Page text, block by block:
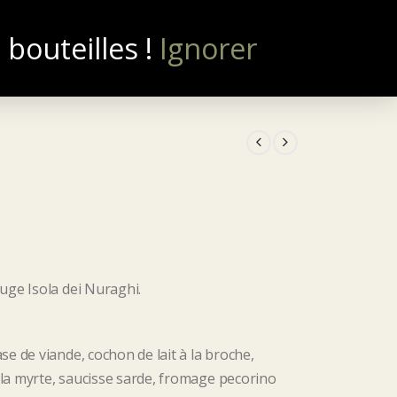
! Ignorer
NOUS CONTACTER
0
Isola dei Nuraghi.
de viande, cochon de lait à la broche,
myrte, saucisse sarde, fromage pecorino